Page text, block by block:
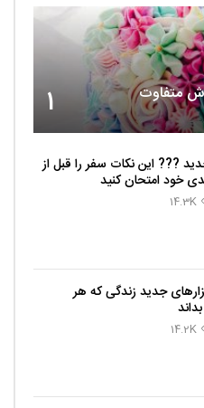
1
??️? این نکات سفر را قبل از
خود امتحان کنید
14.3K
جدید زندگی که هر
14.2K